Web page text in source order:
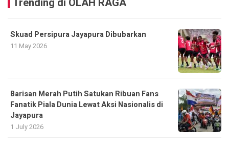
Skuad Persipura Jayapura Dibubarkan
11 May 2026
Barisan Merah Putih Satukan Ribuan Fans
Fanatik Piala Dunia Lewat Aksi Nasionalis di
Jayapura
1 July 2026